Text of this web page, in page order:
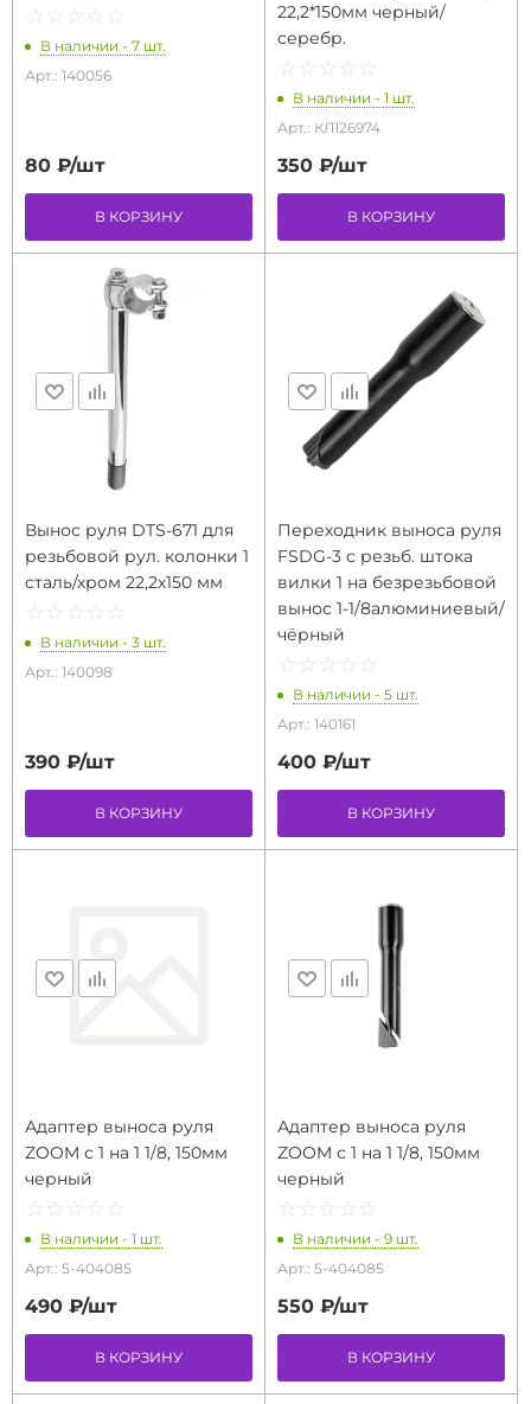
☆ ☆ ☆ ☆ ☆
★ ★ ★ ★ ★
В наличии - 7 шт.
Арт.: 140056
80 ₽/шт
В КОРЗИНУ
22,2*150мм черный/
серебр.
☆ ☆ ☆ ☆ ☆
★ ★ ★ ★ ★
В наличии - 1 шт.
Арт.: КЛ126974
350 ₽/шт
В КОРЗИНУ
Вынос руля DTS-671 для
резьбовой рул. колонки 1
сталь/хром 22,2х150 мм
☆ ☆ ☆ ☆ ☆
★ ★ ★ ★ ★
В наличии - 3 шт.
Арт.: 140098
390 ₽/шт
В КОРЗИНУ
Переходник выноса руля
FSDG-3 с резьб. штока
вилки 1 на безрезьбовой
вынос 1-1/8алюминиевый/
чёрный
☆ ☆ ☆ ☆ ☆
★ ★ ★ ★ ★
В наличии - 5 шт.
Арт.: 140161
400 ₽/шт
В КОРЗИНУ
Адаптер выноса руля
ZOOM с 1 на 1 1/8, 150мм
черный
☆ ☆ ☆ ☆ ☆
★ ★ ★ ★ ★
В наличии - 1 шт.
Арт.: 5-404085
490 ₽/шт
В КОРЗИНУ
Адаптер выноса руля
ZOOM с 1 на 1 1/8, 150мм
черный
☆ ☆ ☆ ☆ ☆
★ ★ ★ ★ ★
В наличии - 9 шт.
Арт.: 5-404085
550 ₽/шт
В КОРЗИНУ